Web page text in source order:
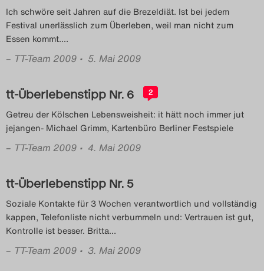
Search
Ich schwöre seit Jahren auf die Brezeldiät. Ist bei jedem
Festival unerlässlich zum Überleben, weil man nicht zum
Essen kommt.…
– TT-Team 2009 • 5. Mai 2009
tt-Überlebenstipp Nr. 6 2
Getreu der Kölschen Lebensweisheit: it hätt noch immer jut
jejangen- Michael Grimm, Kartenbüro Berliner Festspiele
– TT-Team 2009 • 4. Mai 2009
tt-Überlebenstipp Nr. 5
Soziale Kontakte für 3 Wochen verantwortlich und vollständig
kappen, Telefonliste nicht verbummeln und: Vertrauen ist gut,
Kontrolle ist besser. Britta…
– TT-Team 2009 • 3. Mai 2009